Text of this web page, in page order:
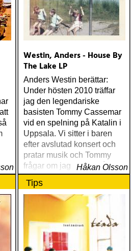
Westin, Anders - House By
The Lake LP
Anders Westin berättar:
Under hösten 2010 träffar
jag den legendariske
basisten Tommy Cassemar
vid en spelning på Katalin i
Uppsala. Vi sitter i baren
efter avslutad konsert och
pratar musik och Tommy
frågar om jag spelar något
instrument
Håkan Olsson
Tips